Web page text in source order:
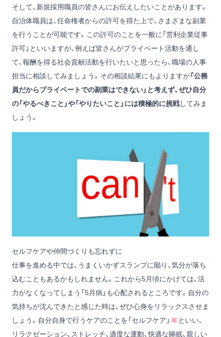
そして、新規採用職員の皆さんにお伝えしたいことがあります。
自治体職員は、任命権者からの許可を得た上で、さまざまな副業
を行うことが可能です。この許可のことを一般に「営利企業従事
許可」といいますが、例えば皆さんがプライベート活動を通し
て、報酬を得る社会貢献活動を行いたいと思ったら、職場の人事
担当に相談してみましょう。その相談結果にもよりますが「公務
員だからプライベートでの副業はできない」と考えず、ぜひ自分
の「やるべきこと」や「やりたいこと」には積極的に挑戦してみま
しょう。
セルフケアや仲間づくりも忘れずに
仕事を進める中では、うまくいかずスランプに陥り、気分が落ち
込むこともあるかもしれません。これから5月頃にかけては、活
力がなくなってしまう「5月病」も心配されるところです。自分の
気持ちが沈んできたと感じた時は、ぜひ心身をリラックスさせま
しょう。自分自身で行うケアのことを「セルフケア」 ※ といい、
リラクゼーション、ストレッチ、適度な運動、快適な睡眠、親しい